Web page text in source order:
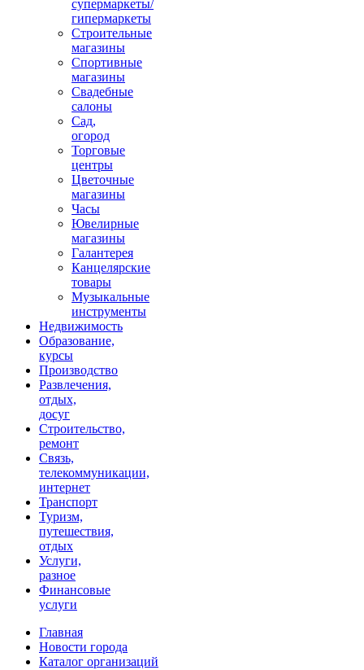
супермаркеты/
гипермаркеты
Строительные
магазины
Спортивные
магазины
Свадебные
салоны
Сад,
огород
Торговые
центры
Цветочные
магазины
Часы
Ювелирные
магазины
Галантерея
Канцелярские
товары
Музыкальные
инструменты
Недвижимость
Образование,
курсы
Производство
Развлечения,
отдых,
досуг
Строительство,
ремонт
Связь,
телекоммуникации,
интернет
Транспорт
Туризм,
путешествия,
отдых
Услуги,
разное
Финансовые
услуги
Главная
Новости города
Каталог организаций